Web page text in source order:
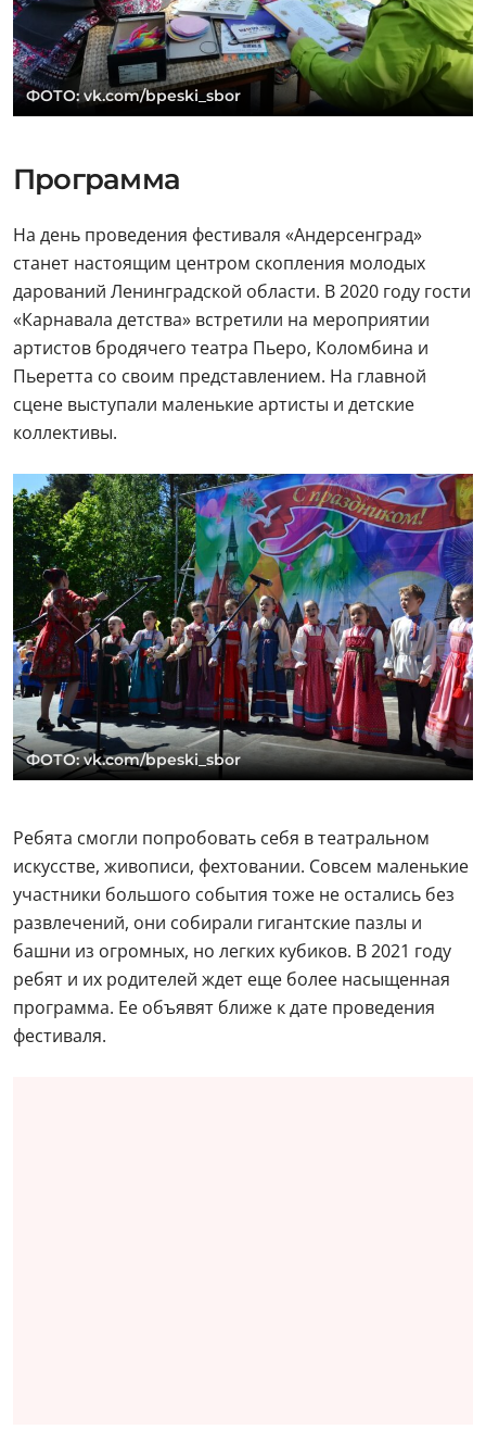
ФОТО: vk.com/bpeski_sbor
Программа
На день проведения фестиваля «Андерсенград»
станет настоящим центром скопления молодых
дарований Ленинградской области. В 2020 году гости
«Карнавала детства» встретили на мероприятии
артистов бродячего театра Пьеро, Коломбина и
Пьеретта со своим представлением. На главной
сцене выступали маленькие артисты и детские
коллективы.
ФОТО: vk.com/bpeski_sbor
Ребята смогли попробовать себя в театральном
искусстве, живописи, фехтовании. Совсем маленькие
участники большого события тоже не остались без
развлечений, они собирали гигантские пазлы и
башни из огромных, но легких кубиков. В 2021 году
ребят и их родителей ждет еще более насыщенная
программа. Ее объявят ближе к дате проведения
фестиваля.